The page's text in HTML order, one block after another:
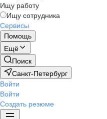
Ищу работу
Ищу сотрудника
Сервисы
Помощь
Ещё
Поиск
Санкт-Петербург
Войти
Войти
Создать резюме